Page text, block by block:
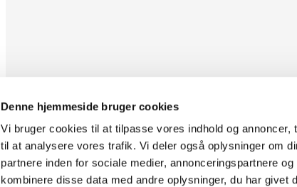
Denne hjemmeside bruger cookies
Vi bruger cookies til at tilpasse vores indhold og
til at analysere vores trafik. Vi deler også oplysninger om
partnere inden for sociale medier, annonceringspartnere
kombinere disse data med andre oplysninger, du har givet
Føniks Computer Aarhus
CVR.: 26208637